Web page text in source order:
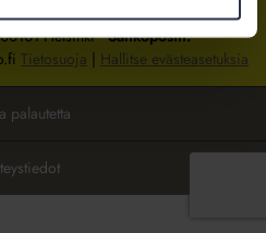
Hakaniemessä Helsingissä.
HelsinkiSähköpostit:
Tietosuoja | Hallitse evästeasetuksia
palautetta